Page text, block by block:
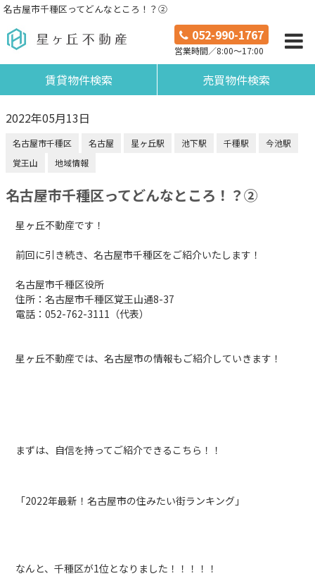
名古屋市千種区ってどんなところ！？②
052-990-1767
営業時間／8:00～17:00
賃貸物件検索 売買物件検索
2022年05月13日
名古屋市千種区 名古屋 星ヶ丘駅 池下駅 千種駅
今池駅
覚王山
地域情報
名古屋市千種区ってどんなところ！？②
星ヶ丘不動産です！
前回に引き続き、名古屋市千種区をご紹介いたします！
名古屋市千種区役所
住所：名古屋市千種区覚王山通8-37
電話：052-762-3111（代表）
星ヶ丘不動産では、名古屋市の情報もご紹介していきます！
まずは、自信を持ってご紹介できるこちら！！
「2022年最新！名古屋市の住みたい街ランキング」
なんと、千種区が1位となりました！！！！！